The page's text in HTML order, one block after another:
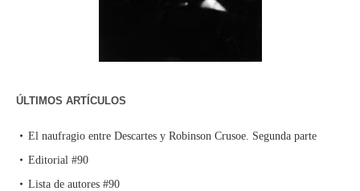
ÚLTIMOS ARTÍCULOS
El naufragio entre Descartes y Robinson Crusoe. Segunda parte
Editorial #90
Lista de autores #90